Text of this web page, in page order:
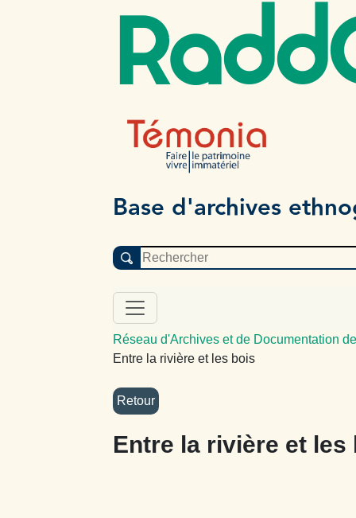
Base d'archives
Réseau d'Archives et de Documentation
Entre la rivière et les bois
Entre la rivière et les